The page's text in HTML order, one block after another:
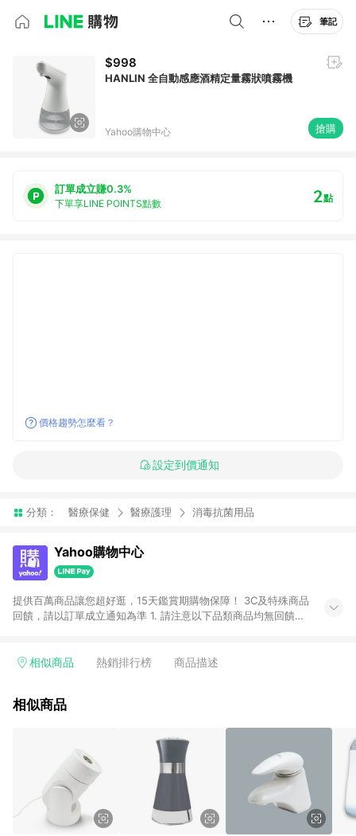
筆記
$998
HANLIN 全自動感應酒精定量霧狀噴霧機
Yahoo購物中心 搶購
訂單成立賺0.3%
下單享LINE POINTS點數 2點
價格趨勢怎麼看？
設定到價通知
分類： 醫療保健 醫療護理 消毒抗菌用品
Yahoo購物中心
提供百萬商品讓您超好逛，15天鑑賞期購物保障！ 3C及特殊商品
回饋，請以訂單成立通知為準 1. 請注意以下品類商品均無回饋：
電玩/遊戲/相機/單眼/鏡頭/拍立得 [2024/6/1起適用] -內接硬
的購回饋活動享Yahoo超贈點回饋者 - 購物中心商店之商品：商
3. 訂單回饋金額將扣除運費/購物金/超贈點/福利金/紅利折抵/折
價券等虛擬貨幣折抵 4. 大宗採購或批發轉賣不具回饋資格： 如
有相關事證認定您為大宗採購、批發轉賣而非最終消費使用者，
相關認定以Yahoo購物中心之認定為準
相似商品 熱銷排行榜 商品描述
相似商品